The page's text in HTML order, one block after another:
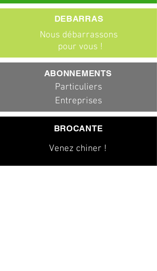
Nous débarrassons
pour vous !
DEBARRAS
ABONNEMENTS
Particuliers
Entreprises
BROCANTE
Venez chiner !